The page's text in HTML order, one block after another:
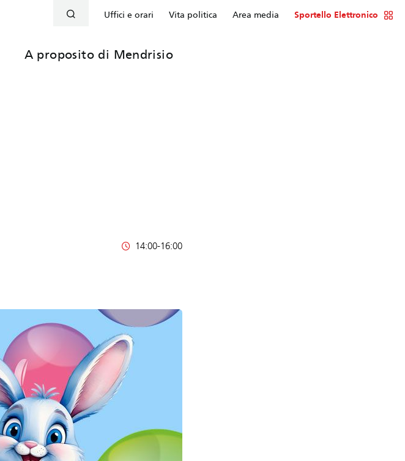
Uffici e orari Vita politica Area media Sportello Elettronico
A proposito di Mendrisio
14:00-16:00